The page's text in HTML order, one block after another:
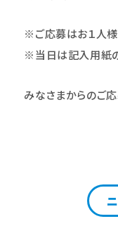
※ご応募はお１人様
※当日は記入用紙
みなさまからのご応